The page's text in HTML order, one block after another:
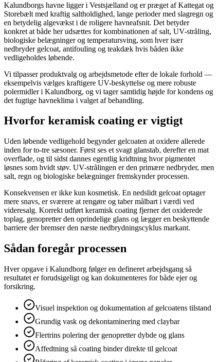
Kalundborgs havne ligger i Vestsjælland og er præget af Kattegat og
Storebælt med kraftig saltholdighed, lange perioder med slagregn og
en betydelig algevækst i de roligere havneafsnit. Det betyder
konkret at både her udsættes for kombinationen af salt, UV-stråling,
biologiske belægninger og temperatursving, som hver især
nedbryder gelcoat, antifouling og teakdæk hvis båden ikke
vedligeholdes løbende.
Vi tilpasser produktvalg og arbejdsmetode efter de lokale forhold —
eksempelvis vælges kraftigere UV-beskyttelse og mere robuste
polermidler i Kalundborg, og vi tager samtidig højde for kondens og
det fugtige havneklima i valget af behandling.
Hvorfor keramisk coating er vigtigt
Uden løbende vedligehold begynder gelcoaten at oxidere allerede
inden for to-tre sæsoner. Først ses et svagt glanstab, derefter en mat
overflade, og til sidst dannes egentlig kridtning hvor pigmentet
løsnes som hvidt støv. UV-strålingen er den primære nedbryder, men
salt, regn og biologiske belægninger fremskynder processen.
Konsekvensen er ikke kun kosmetisk. En nedslidt gelcoat optager
mere snavs, er sværere at rengøre og taber målbart i værdi ved
videresalg. Korrekt udført keramisk coating fjerner det oxiderede
toplag, genopretter den oprindelige glans og lægger en beskyttende
barriere der bremser den næste nedbrydningscyklus markant.
Sådan foregår processen
Hver opgave i Kalundborg følger en defineret arbejdsgang så
resultatet er forudsigeligt og kan dokumenteres for både ejer og
forsikring.
Visuel inspektion og dokumentation af gelcoatens tilstand
Grundig vask og dekontaminering med claybar
Flertrins polering der genopretter dybde og glans
Affedtning så coating binder direkte til gelcoat